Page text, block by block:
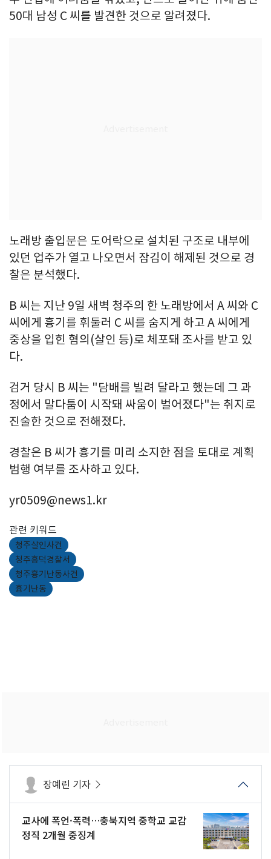
50대 남성 C 씨를 발견한 것으로 알려졌다.
노래방 출입문은 도어락으로 설치된 구조로 내부에
있던 업주가 열고 나오면서 잠김이 해제된 것으로 경
찰은 분석했다.
B 씨는 지난 9일 새벽 청주의 한 노래방에서 A 씨와 C
씨에게 흉기를 휘둘러 C 씨를 숨지게 하고 A 씨에게
중상을 입힌 혐의(살인 등)로 체포돼 조사를 받고 있
다.
검거 당시 B 씨는 "담배를 빌려 달라고 했는데 그 과
정에서 말다툼이 시작돼 싸움이 벌어졌다"는 취지로
진술한 것으로 전해졌다.
경찰은 B 씨가 흉기를 미리 소지한 점을 토대로 계획
범행 여부를 조사하고 있다.
yr0509@news1.kr
관련 키워드
청주살인사건
청주흥덕경찰서
청주흉기난동사건
흉기난동
장예린 기자
교사에 폭언·폭력…충북지역 중학교 교감
정직 2개월 중징계